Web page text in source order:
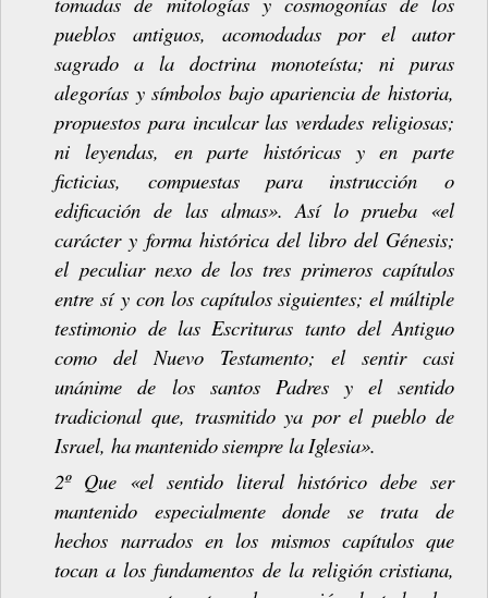
pueblos antiguos,
acomodadas por el
autor
sagrado a la doctrina monoteísta; ni puras
alegorías y símbolos bajo apariencia de historia,
propuestos para inculcar las verdades religiosas;
ni leyendas, en parte históricas y en parte
ficticias,
compuestas para
instrucción o
edificación de las almas». Así lo prueba «el
carácter y forma histórica del libro del Génesis;
el peculiar nexo de los tres primeros capítulos
entre sí y con los capítulos siguientes; el múltiple
testimonio de las Escrituras tanto del Antiguo
como del Nuevo Testamento; el sentir casi
unánime de los santos Padres y el sentido
tradicional que, trasmitido ya por el pueblo de
Israel, hamantenidosiempre la Iglesia».
2º Que «el sentido literal histórico debe ser
mantenido
especialmente donde se
trata de
hechos narrados en los mismos capítulos que
tocan a los fundamentos de la religión cristiana,